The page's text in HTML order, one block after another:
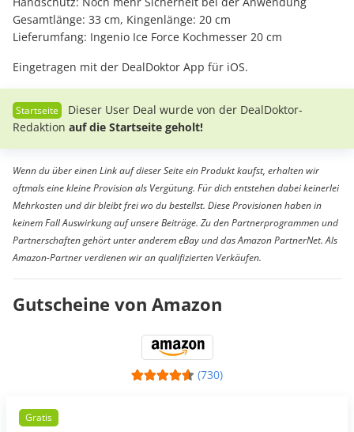
Gesamtlänge: 33 cm, Kingenlänge: 20 cm
Lieferumfang: Ingenio Ice Force Kochmesser 20 cm
Eingetragen mit der DealDoktor App für iOS.
Dieser User Deal wurde von der DealDoktor-
Redaktion auf die Startseite geholt!
Wenn du über einen Link auf dieser Seite ein Produkt kaufst, erhalten wir
oftmals eine kleine Provision als Vergütung. Für dich entstehen dabei keinerlei
Mehrkosten und dir bleibt frei wo du bestellst. Diese Provisionen haben in
keinem Fall Auswirkung auf unsere Beiträge. Zu den Partnerprogrammen und
Partnerschaften gehört unter anderem eBay und das Amazon PartnerNet. Als
Amazon-Partner verdienen wir an qualifizierten Verkäufen.
Gutscheine von Amazon
(730)
Gratis